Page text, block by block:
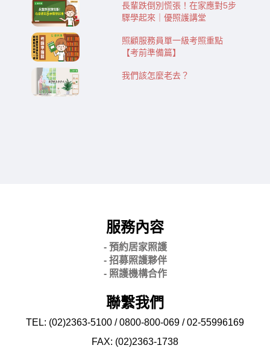
長輩跌倒別慌張！在家應對5步
驟學起來｜優照護講堂
照顧服務員單一級考照重點
【考前準備篇】
我們該怎麼老去？
服務內容
- 預約居家照護
- 招募照護夥伴
- 照護機構合作
聯繫我們
TEL: (02)2363-5100 / 0800-800-069 / 02-55996169
FAX: (02)2363-1738